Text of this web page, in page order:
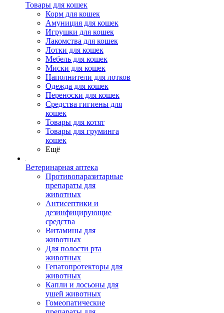
Товары для кошек
Корм для кошек
Амуниция для кошек
Игрушки для кошек
Лакомства для кошек
Лотки для кошек
Мебель для кошек
Миски для кошек
Наполнители для лотков
Одежда для кошек
Переноски для кошек
Средства гигиены для
кошек
Товары для котят
Товары для груминга
кошек
Ещё
Ветеринарная аптека
Противопаразитарные
препараты для
животных
Антисептики и
дезинфицирующие
средства
Витамины для
животных
Для полости рта
животных
Гепатопротекторы для
животных
Капли и лосьоны для
ушей животных
Гомеопатические